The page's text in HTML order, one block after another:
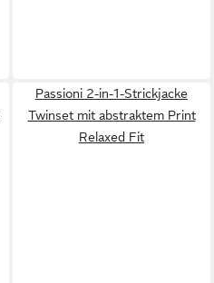
Passioni 2-in-1-Strickjacke
Twinset mit abstraktem Print
Relaxed Fit